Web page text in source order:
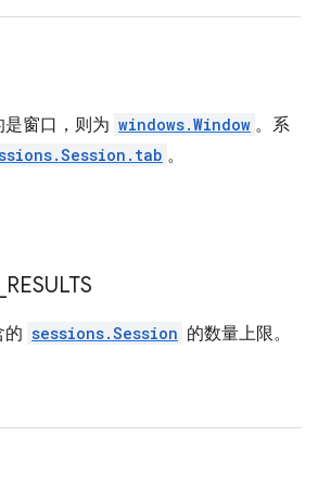
窗口，则为 windows.Window 。系
。
RESULTS
的 sessions.Session 的数量上限。